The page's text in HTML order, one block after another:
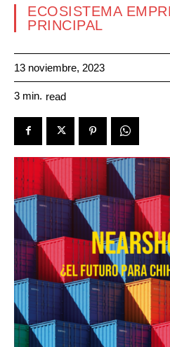
ECOSISTEMA
PRINCIPAL
13 noviembre, 2023
3 min. read